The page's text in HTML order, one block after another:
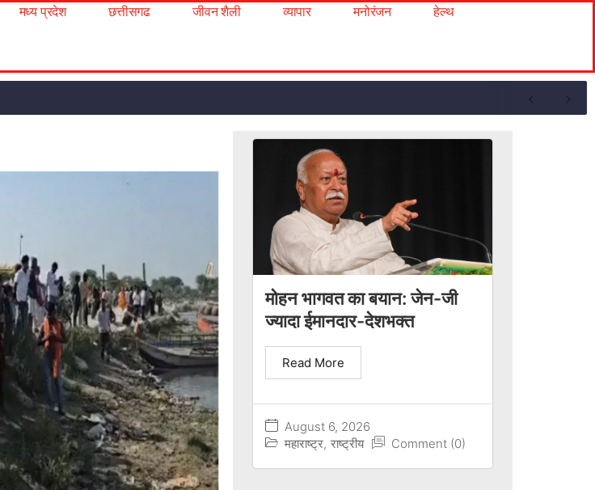
मध्य प्रदेश छत्तीसगढ जीवन शैली व्यापार मनोरंजन
हेल्थ
मोहन भागवत का बयान: जेन-जी
ज्यादा ईमानदार-देशभक्त
August 6, 2026
महाराष्ट्र, राष्ट्रीय Comment (0)
Read More